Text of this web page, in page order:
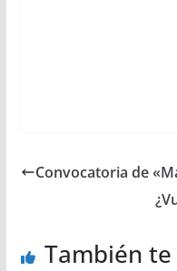
Convocatoria de
También